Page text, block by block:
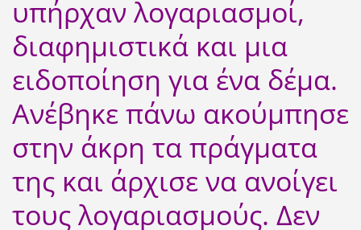
υπήρχαν λογαριασμοί,
διαφημιστικά και μια
ειδοποίηση για ένα δέμα.
Ανέβηκε πάνω ακούμπησε
στην άκρη τα πράγματα
της και άρχισε να ανοίγει
τους λογαριασμούς. Δεν